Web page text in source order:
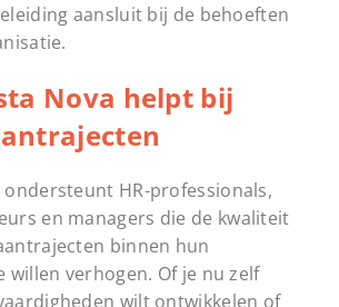
aansluit bij de behoeften
Nova helpt bij
ondersteunt HR-professionals,
en managers die de kwaliteit
binnen hun
willen verhogen. Of je nu zelf
wilt ontwikkelen of